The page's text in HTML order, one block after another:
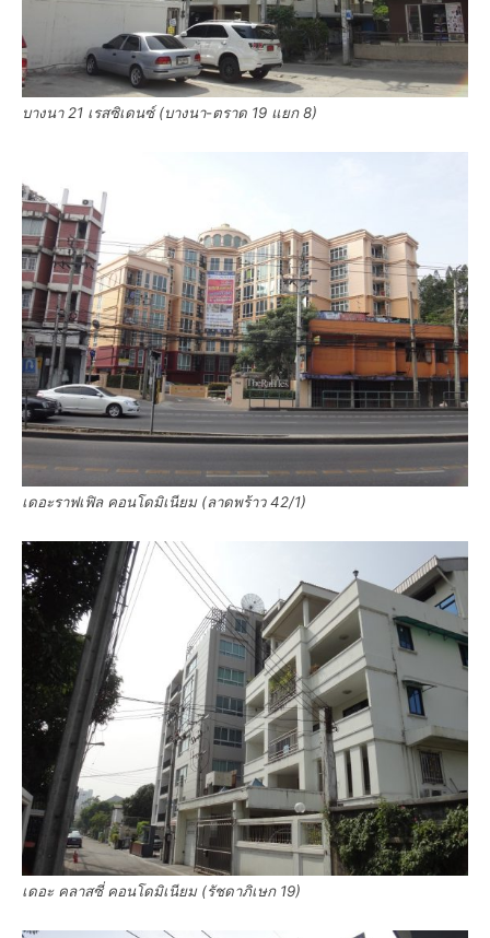
บางนา 21 เรสซิเดนซ์ (บางนา-ตราด 19 แยก 8)
เดอะราฟเฟิล คอนโดมิเนียม (ลาดพร้าว 42/1)
เดอะ คลาสซี่ คอนโดมิเนียม (รัชดาภิเษก 19)